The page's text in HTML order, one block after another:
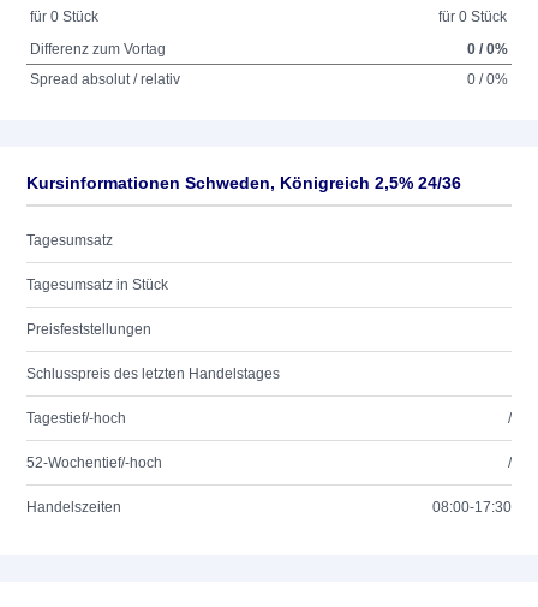
für 0 Stück
für 0 Stück
Differenz zum Vortag
0 / 0%
Spread absolut / relativ
0 / 0%
Kursinformationen Schweden, Königreich 2,5% 24/36
Tagesumsatz
Tagesumsatz in Stück
Preisfeststellungen
Schlusspreis des letzten Handelstages
Tagestief/-hoch /
52-Wochentief/-hoch /
Handelszeiten 08:00-17:30